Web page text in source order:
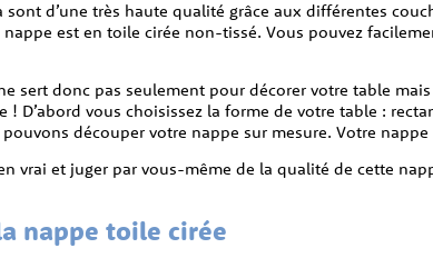
sont d’une très haute qualité grâce aux différentes
est en toile cirée non-tissé. Vous pouvez
sert donc pas seulement pour décorer votre table
! D’abord vous choisissez la forme de votre table :
découper votre nappe sur mesure. Votre
vrai et juger par vous-même de la qualité de cette
nappe toile cirée